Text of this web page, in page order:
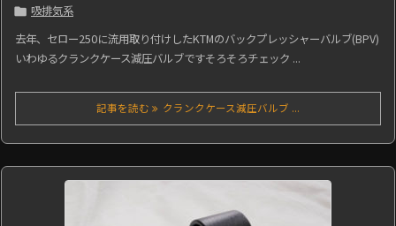
 吸排気系
去年、セロー250に流用取り付けしたKTMのバックプレッシャーバルブ(BPV)
いわゆるクランクケース減圧バルブですそろそろチェック ...
記事を読む クランクケース減圧バルブ ...